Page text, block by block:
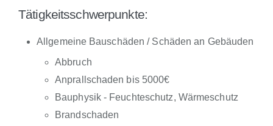
Tätigkeitsschwerpunkte:
Allgemeine Bauschäden / Schäden an Gebäuden
Abbruch
Anprallschaden bis 5000€
Bauphysik - Feuchteschutz, Wärmeschutz
Brandschaden